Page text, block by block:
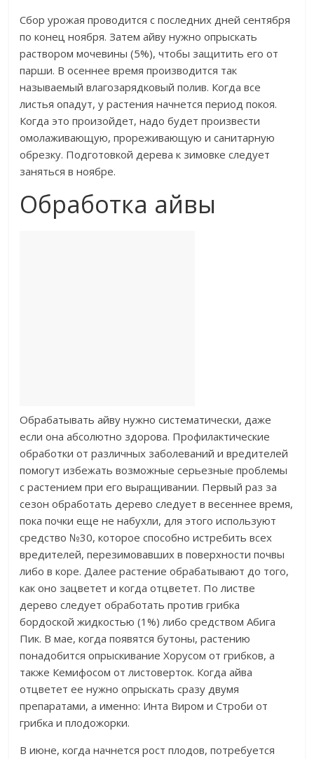
Сбор урожая проводится с последних дней сентября
по конец ноября. Затем айву нужно опрыскать
раствором мочевины (5%), чтобы защитить его от
парши. В осеннее время производится так
называемый влагозарядковый полив. Когда все
листья опадут, у растения начнется период покоя.
Когда это произойдет, надо будет произвести
омолаживающую, прореживающую и санитарную
обрезку. Подготовкой дерева к зимовке следует
заняться в ноябре.
Обработка айвы
Обрабатывать айву нужно систематически, даже
если она абсолютно здорова. Профилактические
обработки от различных заболеваний и вредителей
помогут избежать возможные серьезные проблемы
с растением при его выращивании. Первый раз за
сезон обработать дерево следует в весеннее время,
пока почки еще не набухли, для этого используют
средство №30, которое способно истребить всех
вредителей, перезимовавших в поверхности почвы
либо в коре. Далее растение обрабатывают до того,
как оно зацветет и когда отцветет. По листве
дерево следует обработать против грибка
бордоской жидкостью (1%) либо средством Абига
Пик. В мае, когда появятся бутоны, растению
понадобится опрыскивание Хорусом от грибков, а
также Кемифосом от листоверток. Когда айва
отцветет ее нужно опрыскать сразу двумя
препаратами, а именно: Инта Виром и Строби от
грибка и плодожорки.
В июне, когда начнется рост плодов, потребуется